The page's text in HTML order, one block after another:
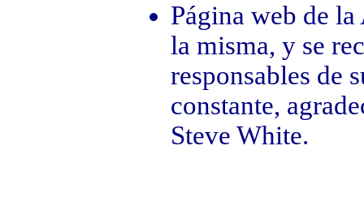
Página web de
la misma, y se
responsables de
constante,
Steve White.